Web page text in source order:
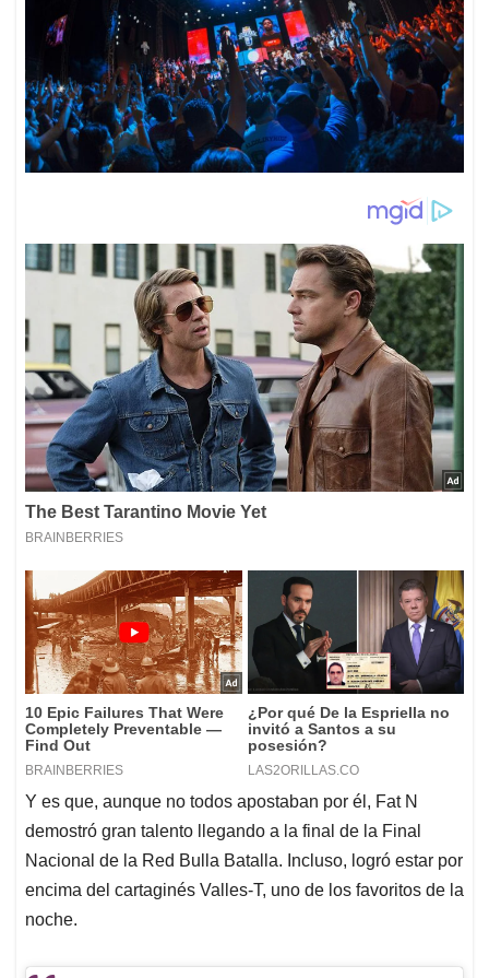
Y es que, aunque no todos apostaban por él, Fat N
demostró gran talento llegando a la final de la Final
Nacional de la Red Bulla Batalla. Incluso, logró estar por
encima del cartaginés Valles-T, uno de los favoritos de la
noche.